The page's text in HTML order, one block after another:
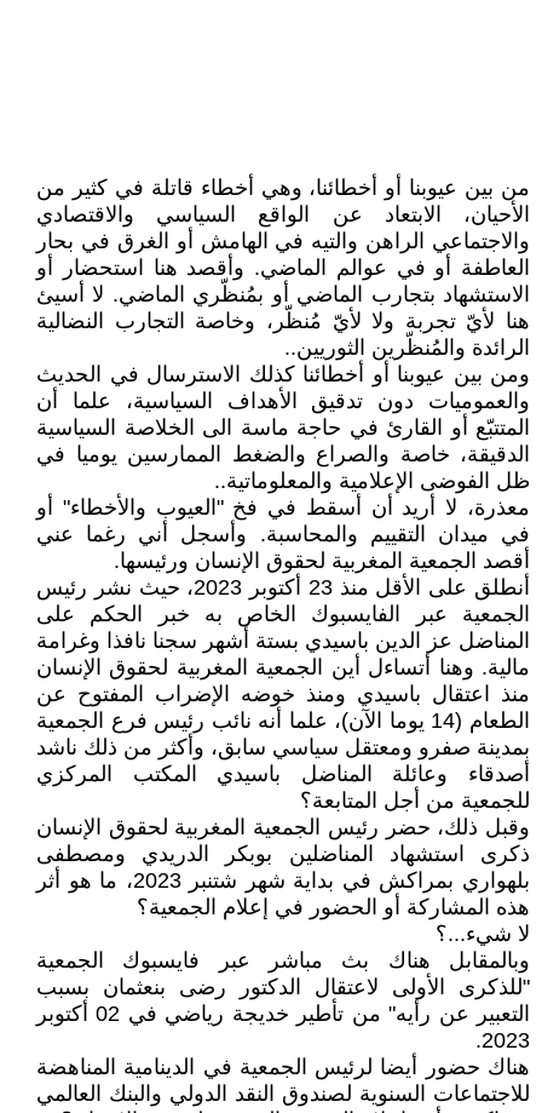
من بين عيوبنا أو أخطائنا، وهي أخطاء قاتلة في كثير من
الأحيان، الابتعاد عن الواقع السياسي والاقتصادي
والاجتماعي الراهن والتيه في الهامش أو الغرق في بحار
العاطفة أو في عوالم الماضي. وأقصد هنا استحضار أو
الاستشهاد بتجارب الماضي أو بمُنظّري الماضي. لا أسيئ
هنا لأيّ تجربة ولا لأيّ مُنظّر، وخاصة التجارب النضالية
الرائدة والمُنظّرين الثوريين..
ومن بين عيوبنا أو أخطائنا كذلك الاسترسال في الحديث
والعموميات دون تدقيق الأهداف السياسية، علما أن
المتتبّع أو القارئ في حاجة ماسة الى الخلاصة السياسية
الدقيقة، خاصة والصراع والضغط الممارسين يوميا في
ظل الفوضى الإعلامية والمعلوماتية..
معذرة، لا أريد أن أسقط في فخ "العيوب والأخطاء" أو
في ميدان التقييم والمحاسبة. وأسجل أني رغما عني
أقصد الجمعية المغربية لحقوق الإنسان ورئيسها.
أنطلق على الأقل منذ 23 أكتوبر 2023، حيث نشر رئيس
الجمعية عبر الفايسبوك الخاص به خبر الحكم على
المناضل عز الدين باسيدي بستة أشهر سجنا نافذا وغرامة
مالية. وهنا أتساءل أين الجمعية المغربية لحقوق الإنسان
منذ اعتقال باسيدي ومنذ خوضه الإضراب المفتوح عن
الطعام (14 يوما الآن)، علما أنه نائب رئيس فرع الجمعية
بمدينة صفرو ومعتقل سياسي سابق، وأكثر من ذلك ناشد
أصدقاء وعائلة المناضل باسيدي المكتب المركزي
للجمعية من أجل المتابعة؟
وقبل ذلك، حضر رئيس الجمعية المغربية لحقوق الإنسان
ذكرى استشهاد المناضلين بوبكر الدريدي ومصطفى
بلهواري بمراكش في بداية شهر شتنبر 2023، ما هو أثر
هذه المشاركة أو الحضور في إعلام الجمعية؟
لا شيء...؟
وبالمقابل هناك بث مباشر عبر فايسبوك الجمعية
"للذكرى الأولى لاعتقال الدكتور رضى بنعثمان بسبب
التعبير عن رأيه" من تأطير خديجة رياضي في 02 أكتوبر
2023.
هناك حضور أيضا لرئيس الجمعية في الدينامية المناهضة
للاجتماعات السنوية لصندوق النقد الدولي والبنك العالمي